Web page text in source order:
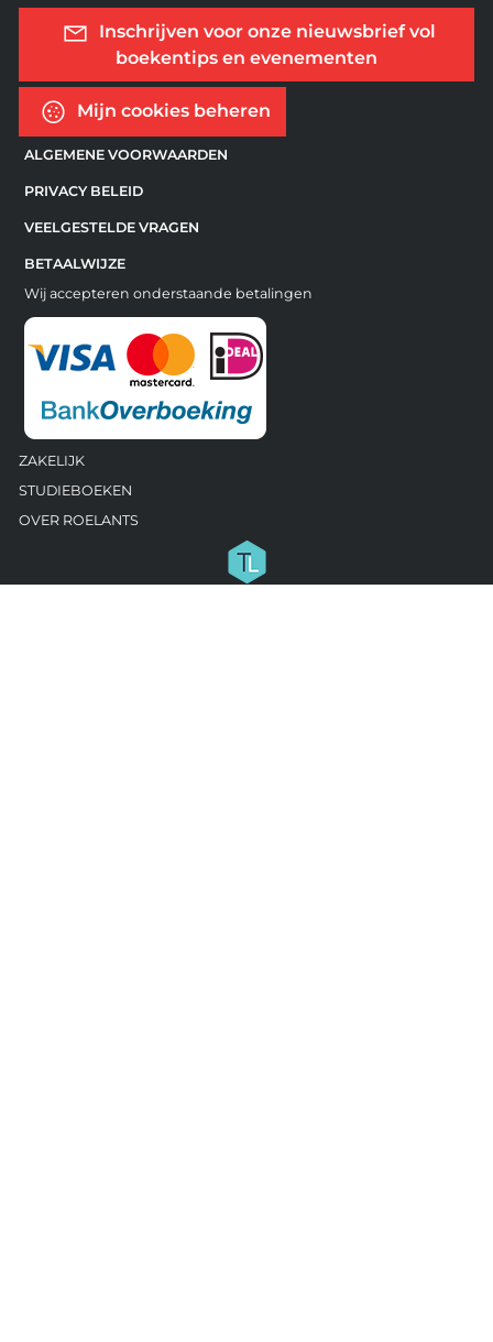
Inschrijven voor onze nieuwsbrief vol
boekentips en evenementen
Mijn cookies beheren
ALGEMENE VOORWAARDEN
PRIVACY BELEID
VEELGESTELDE VRAGEN
BETAALWIJZE
Wij accepteren onderstaande betalingen
ZAKELIJK
STUDIEBOEKEN
OVER ROELANTS